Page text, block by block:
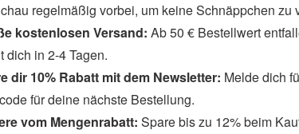
regelmäßig vorbei, um keine Schnäppchen zu
kostenlosen Versand: Ab 50 € Bestellwert
dich in 2-4 Tagen.
dir 10% Rabatt mit dem Newsletter: Melde dich
für deine nächste Bestellung.
vom Mengenrabatt: Spare bis zu 12% beim